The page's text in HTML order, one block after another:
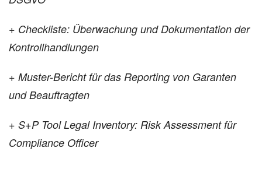
+ Checkliste: Überwachung und Dokumentation der
Kontrollhandlungen
+ Muster-Bericht für das Reporting von Garanten
und Beauftragten
+ S+P Tool Legal Inventory: Risk Assessment für
Compliance Officer